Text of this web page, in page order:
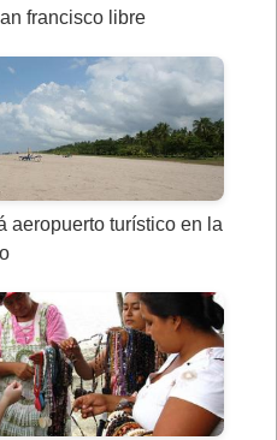
francisco libre
aeropuerto turístico en la